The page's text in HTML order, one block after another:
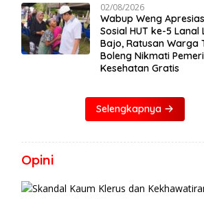
02/08/2026
Wabup Weng
Sosial HUT ke-5 Lanal
Bajo, Ratusan Warga
Boleng Nikmati
Kesehatan Gratis
Selengkapnya
Opini